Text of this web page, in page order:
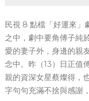
民視 8 點檔「好運來」
之中，劇中要角傅子純
愛的妻子外，身邊的親
念中。昨（13）日正值
親的資深女星蔡燦得，
字句句充滿不捨與感謝